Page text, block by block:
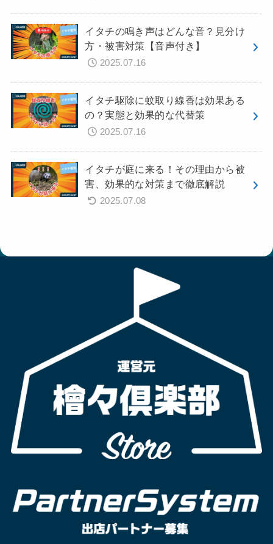
イタチの鳴き声はどんな音？見分け
方・被害対策【音声付き】
2025.07.16
イタチ駆除に蚊取り線香は効果ある
の？実態と効果的な代替策
2025.07.16
イタチが庭に来る！その理由から被
害、効果的な対策まで徹底解説
2025.07.08